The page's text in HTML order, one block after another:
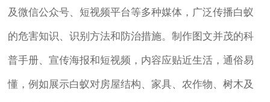
及微信公众号、短视频平台等多种媒体，广泛传播白蚁
的危害知识、识别方法和防治措施。制作图文并茂的科
普手册、宣传海报和短视频，内容应贴近生活，通俗易
懂，例如展示白蚁对房屋结构、家具、农作物、树木及